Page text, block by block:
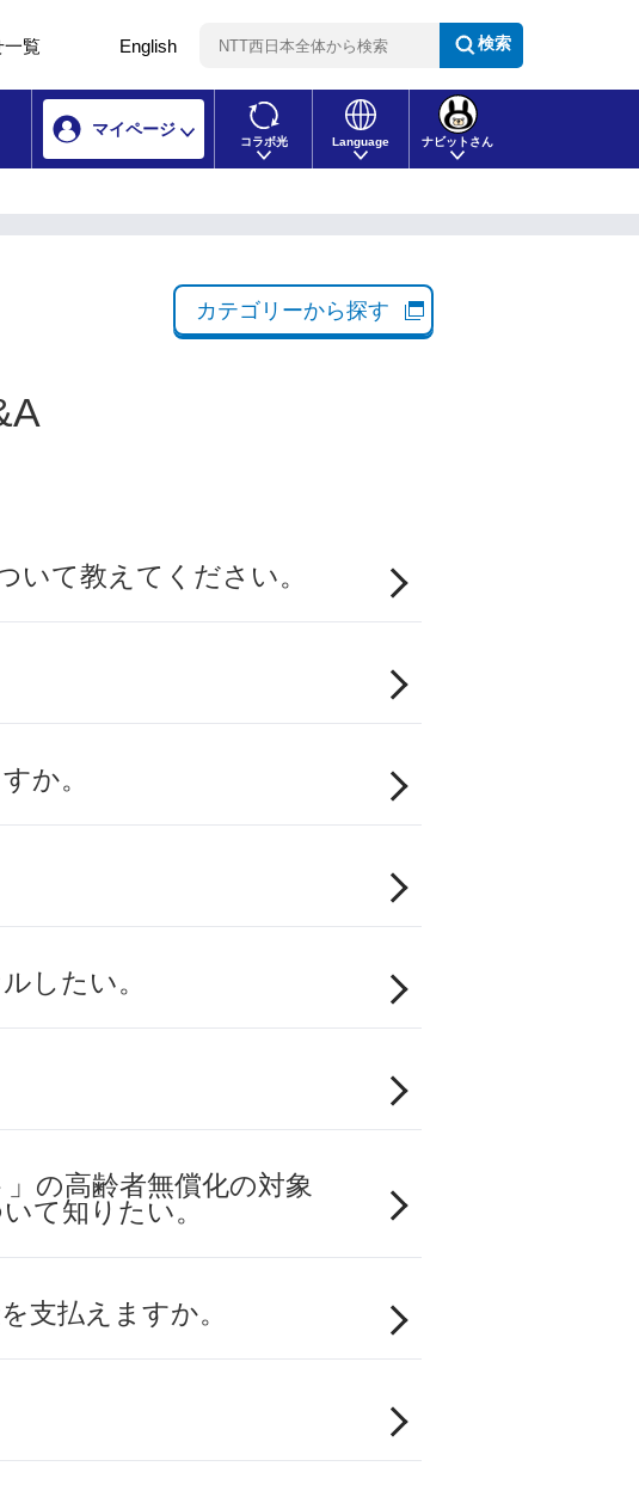
動
一覧 English 検索
マイページ
コラボ光 Language ナビットさん
カテゴリーから探す
いて教えてください。
か。
したい。
の高齢者無償化の対象
て知りたい。
支払えますか。